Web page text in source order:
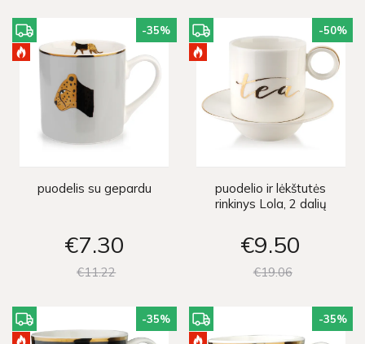
-35%
puodelis su gepardu
€7 30
€1122
-50%
puodelio ir lėkštutės
rinkinys Lola, 2 dalių
€9 50
€1906
-35% -35%